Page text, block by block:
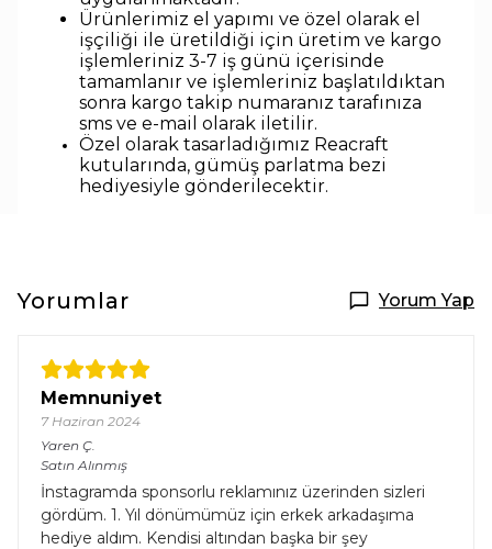
Ürünlerimiz el yapımı ve özel olarak el
işçiliği ile üretildiği için üretim ve kargo
işlemleriniz 3-7 iş günü içerisinde
tamamlanır ve işlemleriniz başlatıldıktan
sonra kargo takip numaranız tarafınıza
sms ve e-mail olarak iletilir.
Özel olarak tasarladığımız Reacraft
kutularında, gümüş parlatma bezi
hediyesiyle gönderilecektir.
Yorumlar Yorum Yap
Memnuniyet
7 Haziran 2024
Yaren Ç.
Satın Alınmış
İnstagramda sponsorlu reklamınız üzerinden sizleri
gördüm. 1. Yıl dönümümüz için erkek arkadaşıma
hediye aldım. Kendisi altından başka bir şey